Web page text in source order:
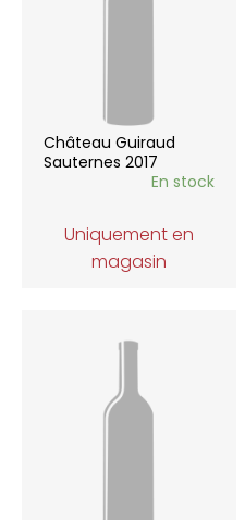
Château Guiraud
Sauternes 2017
En stock
Uniquement en
magasin